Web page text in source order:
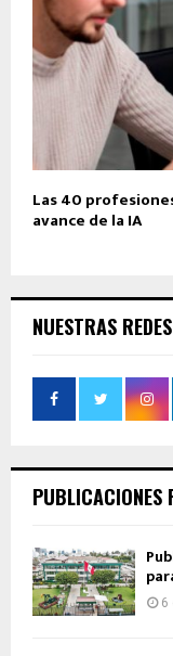
Las 40
avance de la IA
NUESTRAS
PUBLICACIONES
6